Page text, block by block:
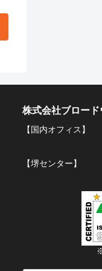
株式会社ブロー
【国内オフィス】
【堺センター】